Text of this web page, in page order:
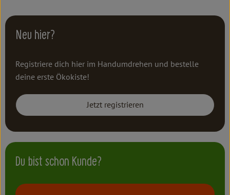
Empfehlungen
Großgebinde
Kochen & Backen
Neu hier?
Registriere dich hier im Handumdrehen und bestelle
deine erste Ökokiste!
Jetzt registrieren
Du bist schon Kunde?